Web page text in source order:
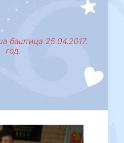
баштица 25.04.2017.
год.